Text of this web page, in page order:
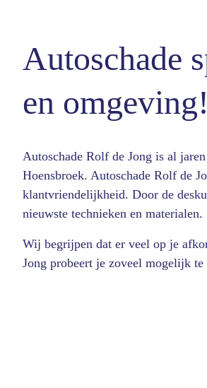
Autoschade
en omgeving!
Autoschade Rolf de Jong is al
Hoensbroek. Autoschade Rolf de
klantvriendelijkheid. Door de
nieuwste technieken en materialen.
Wij begrijpen dat er veel op je
Jong probeert je zoveel mogelijk te